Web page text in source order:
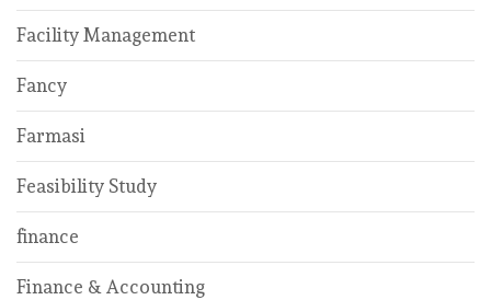
Facility Management
Fancy
Farmasi
Feasibility Study
finance
Finance & Accounting